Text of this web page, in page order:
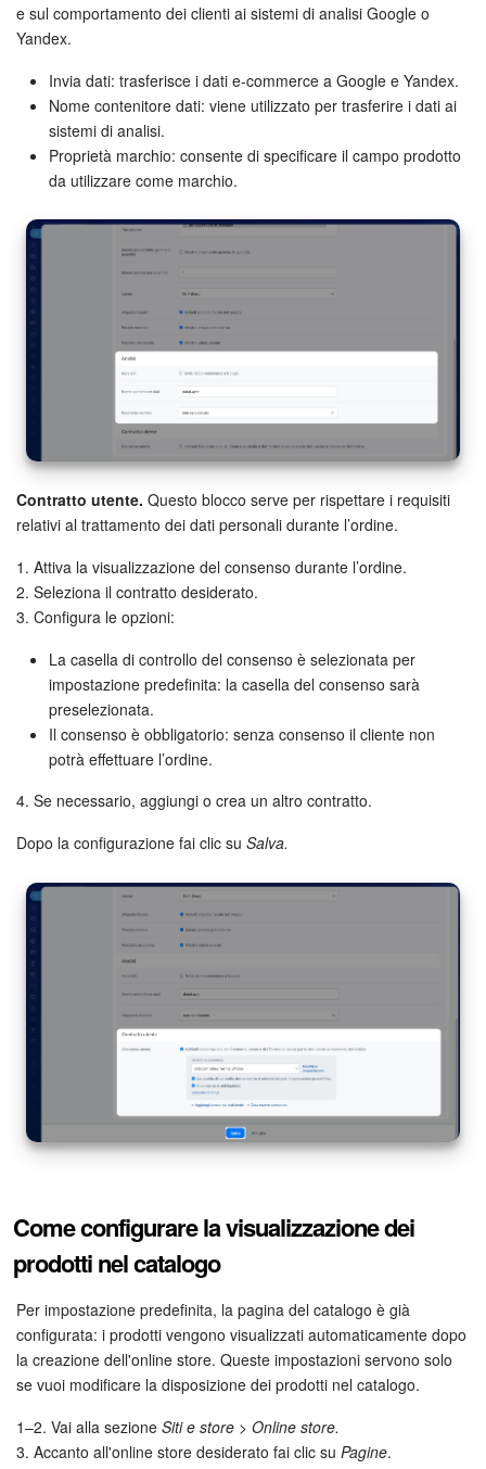
e sul comportamento dei clienti ai sistemi di analisi Google o
Yandex.
Invia dati: trasferisce i dati e-commerce a Google e Yandex.
Nome contenitore dati: viene utilizzato per trasferire i dati ai
sistemi di analisi.
Proprietà marchio: consente di specificare il campo prodotto
da utilizzare come marchio.
Contratto utente. Questo blocco serve per rispettare i requisiti
relativi al trattamento dei dati personali durante l’ordine.
1. Attiva la visualizzazione del consenso durante l’ordine.
2. Seleziona il contratto desiderato.
3. Configura le opzioni:
La casella di controllo del consenso è selezionata per
impostazione predefinita: la casella del consenso sarà
preselezionata.
Il consenso è obbligatorio: senza consenso il cliente non
potrà effettuare l’ordine.
4. Se necessario, aggiungi o crea un altro contratto.
Dopo la configurazione fai clic su Salva.
Come configurare la visualizzazione dei
prodotti nel catalogo
Per impostazione predefinita, la pagina del catalogo è già
configurata: i prodotti vengono visualizzati automaticamente dopo
la creazione dell'online store. Queste impostazioni servono solo
se vuoi modificare la disposizione dei prodotti nel catalogo.
1–2. Vai alla sezione Siti e store > Online store.
3. Accanto all'online store desiderato fai clic su Pagine.